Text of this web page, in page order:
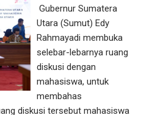
Gubernur Sumatera
Utara (Sumut) Edy
Rahmayadi membuka
selebar-lebarnya ruang
diskusi dengan
mahasiswa, untuk
membahas
diskusi tersebut mahasiswa